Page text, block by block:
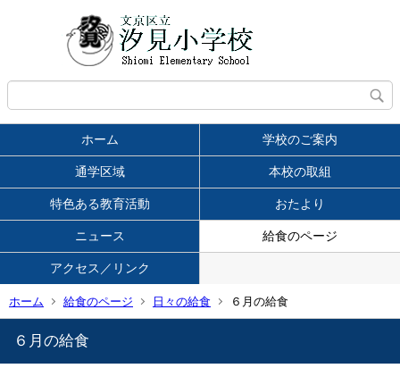
ホーム 学校のご案内
通学区域 本校の取組
特色ある教育活動 おたより
ニュース 給食のページ
アクセス／リンク
ホーム 給食のページ 日々の給食 ６月の給食
６月の給食